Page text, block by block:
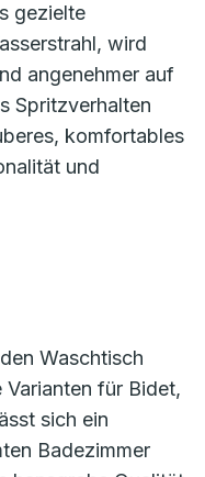
gezielte
wird
angenehmer auf
Spritzverhalten
komfortables
und
Waschtisch
für Bidet,
sich ein
Badezimmer